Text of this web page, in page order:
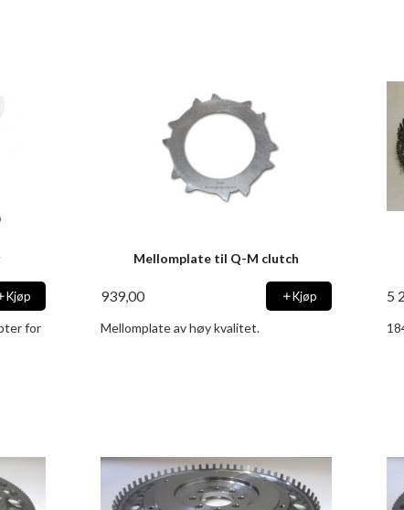
Kjøp
for
Mellomplate til Q-M clutch
939,00 Kjøp
Mellomplate av høy kvalitet.
5